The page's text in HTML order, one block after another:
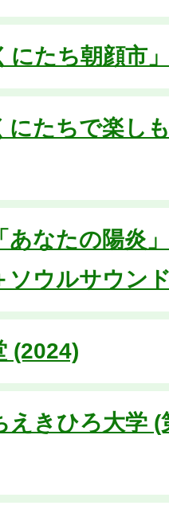
にたち朝顔市
にたちで楽し
あなたの陽炎
ソウルサウン
(2024)
えきひろ大学